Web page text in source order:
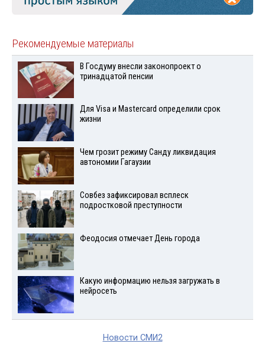
Рекомендуемые материалы
В Госдуму внесли законопроект о
тринадцатой пенсии
Для Visа и Mastercard определили срок
жизни
Чем грозит режиму Санду ликвидация
автономии Гагаузии
Совбез зафиксировал всплеск
подростковой преступности
Феодосия отмечает День города
Какую информацию нельзя загружать в
нейросеть
Новости СМИ2